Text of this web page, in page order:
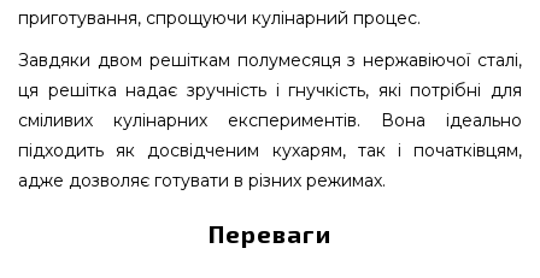
приготування, спрощуючи кулінарний процес.
Завдяки двом решіткам полумесяця з нержавіючої сталі,
ця решітка надає зручність і гнучкість, які потрібні для
сміливих кулінарних експериментів. Вона ідеально
підходить як досвідченим кухарям, так і початківцям,
адже дозволяє готувати в різних режимах.
Переваги